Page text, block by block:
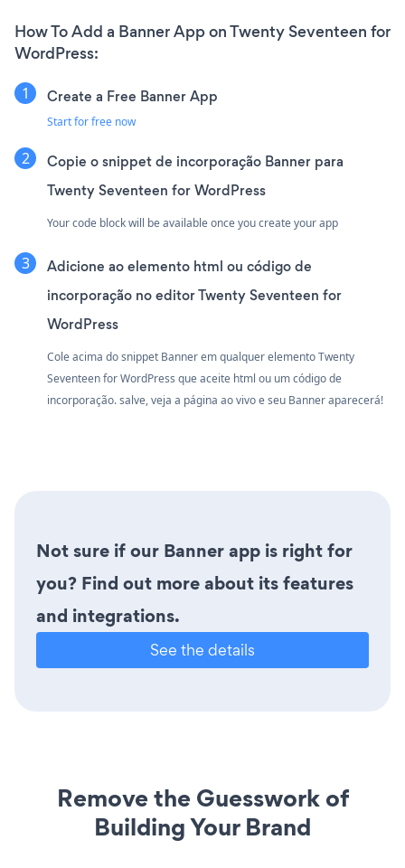
How To Add a Banner App on Twenty Seventeen for
WordPress:
Create a Free Banner App
Start for free now
Copie o snippet de incorporação Banner para
Twenty Seventeen for WordPress
Your code block will be available once you create your app
Adicione ao elemento html ou código de
incorporação no editor Twenty Seventeen for
WordPress
Cole acima do snippet Banner em qualquer elemento Twenty
Seventeen for WordPress que aceite html ou um código de
incorporação. salve, veja a página ao vivo e seu Banner aparecerá!
Not sure if our Banner app is right for
you? Find out more about its features
and integrations.
See the details
Remove the Guesswork of
Building Your Brand